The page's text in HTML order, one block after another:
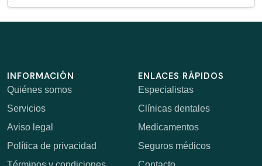
INFORMACIÓN
Quiénes somos
Servicios
Aviso legal
Política de privacidad
ENLACES RÁPIDOS
Especialistas
Clínicas dentales
Medicamentos
Seguros médicos